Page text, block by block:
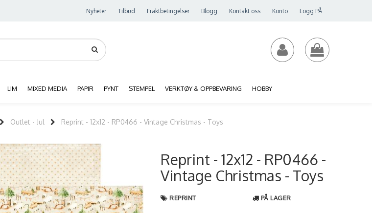
Nyheter Tilbud Fraktbetingelser Blogg Kontakt oss Konto Logg PÅ
LIM MIXED MEDIA PAPIR PYNT STEMPEL VERKTØY & OPPBEVARING HOBBY
Outlet - Jul Reprint - 12x12 - RP0466 - Vintage Christmas - Toys
Reprint - 12x12 - RP0466 -
Vintage Christmas - Toys
REPRINT PÅ LAGER